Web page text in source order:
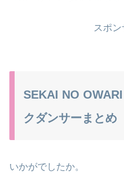
スポン
SEKAI NO
クダンサーまとめ
いかがでしたか。